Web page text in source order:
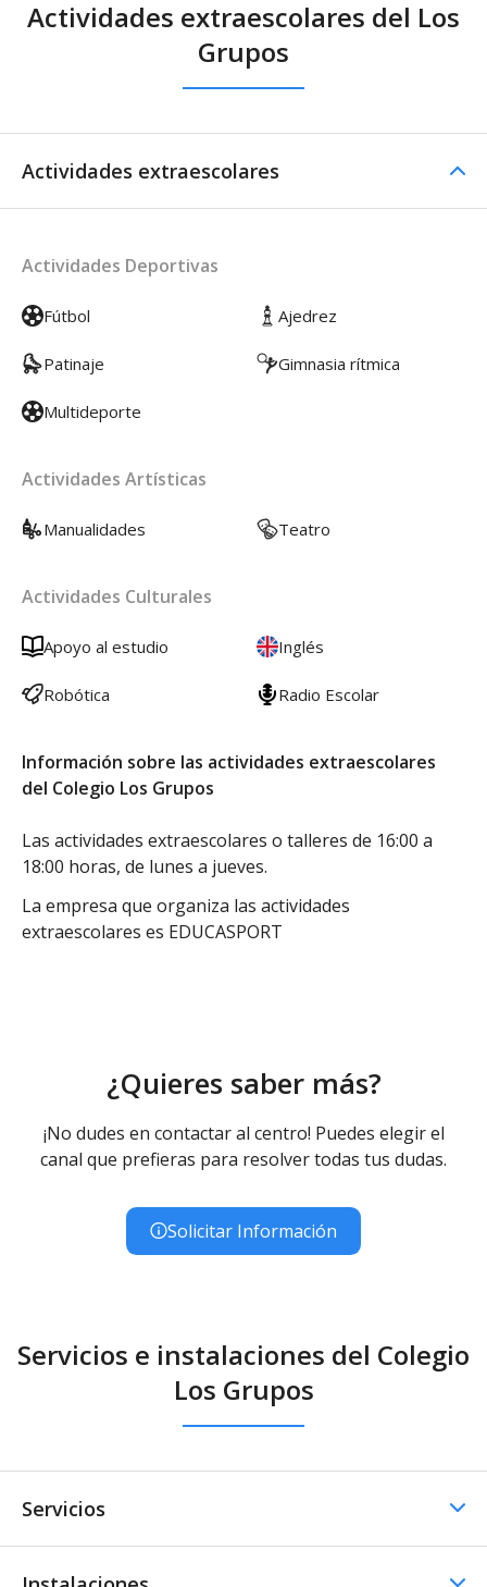
Actividades extraescolares del Los
Grupos
Actividades extraescolares
Actividades Deportivas
Fútbol Ajedrez
Patinaje Gimnasia rítmica
Multideporte
Actividades Artísticas
Manualidades Teatro
Actividades Culturales
Apoyo al estudio Inglés
Robótica Radio Escolar
Información sobre las actividades extraescolares
del Colegio Los Grupos
Las actividades extraescolares o talleres de 16:00 a
18:00 horas, de lunes a jueves.
La empresa que organiza las actividades
extraescolares es EDUCASPORT
¿Quieres saber más?
¡No dudes en contactar al centro! Puedes elegir el
canal que prefieras para resolver todas tus dudas.
Solicitar Información
Servicios e instalaciones del Colegio
Los Grupos
Servicios